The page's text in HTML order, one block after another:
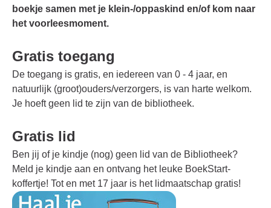
boekje samen met je klein-/oppaskind en/of kom naar
het voorleesmoment.
Gratis toegang
De toegang is gratis, en iedereen van 0 - 4 jaar, en
natuurlijk (groot)ouders/verzorgers, is van harte welkom.
Je hoeft geen lid te zijn van de bibliotheek.
Gratis lid
Ben jij of je kindje (nog) geen lid van de Bibliotheek?
Meld je kindje aan en ontvang het leuke BoekStart-
koffertje! Tot en met 17 jaar is het lidmaatschap gratis!